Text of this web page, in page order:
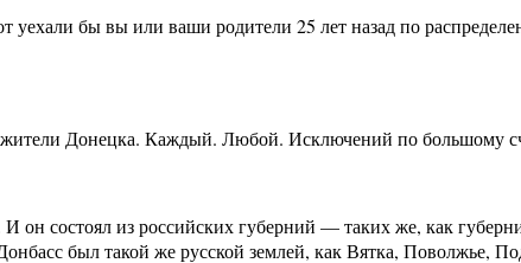
уехали бы вы или ваши родители 25 лет назад по
жители Донецка. Каждый. Любой. Исключений по большому
И он состоял из российских губерний — таких же, как
был такой же русской землей, как Вятка, Поволжье,